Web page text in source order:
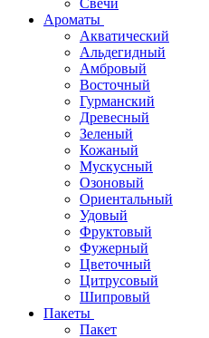
Свечи
Ароматы
Акватический
Альдегидный
Амбровый
Восточный
Гурманский
Древесный
Зеленый
Кожаный
Мускусный
Озоновый
Ориентальный
Удовый
Фруктовый
Фужерный
Цветочный
Цитрусовый
Шипровый
Пакеты
Пакет